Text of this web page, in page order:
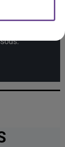
refus du
Si vous